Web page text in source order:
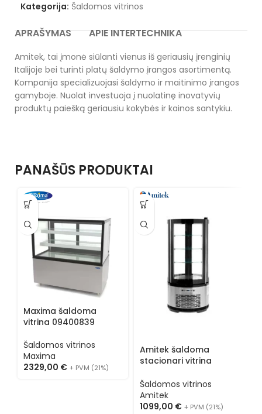
Kategorija: Šaldomos vitrinos
APRAŠYMAS APIE INTERTECHNIKA
Amitek, tai įmonė siūlanti vienus iš geriausių įrenginių
Italijoje bei turinti platų šaldymo įrangos asortimentą.
Kompanija specializuojasi šaldymo ir maitinimo įrangos
gamyboje. Nuolat investuoja į nuolatinę inovatyvių
produktų paiešką geriausiu kokybės ir kainos santykiu.
PANAŠŪS PRODUKTAI
Maxima šaldoma
vitrina 09400839
Šaldomos vitrinos
Maxima
2329,00 € + PVM (21%)
Amitek šaldoma
stacionari vitrina
Šaldomos vitrinos
Amitek
1099,00 € + PVM (21%)